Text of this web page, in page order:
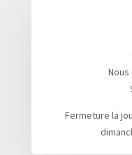
Nous
Fermeture la